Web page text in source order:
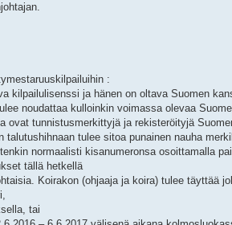
:
kilpailulisenssi ja hänen on oltava Suomen
noudattaa kulloinkin voimassa olevaa
ovat tunnistusmerkittyjä ja rekisteröityjä
talutushihnaan tulee sitoa punainen nauha
normaalisti kisanumeronsa osoittamalla
tällä hetkellä
Koirakon (ohjaaja ja koira) tulee täyttää
tai